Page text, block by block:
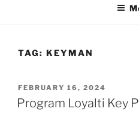
TAG: KEYMAN
POSTED
ON
FEBRUARY 16, 2024
Program Loyalti Key